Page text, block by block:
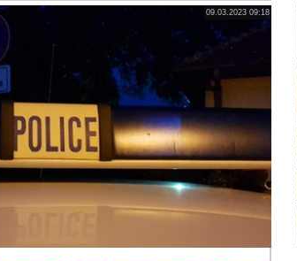
09.03.2023 09:18